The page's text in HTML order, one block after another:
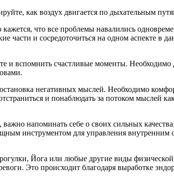
как воздух двигается по дыхательным
что все проблемы навалились
части и сосредоточиться на одном аспекте в
и вспомнить счастливые моменты.
негативных мыслей. Необходимо
и понаблюдать за потоком мыслей
напоминать себе о своих сильных
инструментом для управления
Йога или любые другие виды
Это происходит благодаря выработке